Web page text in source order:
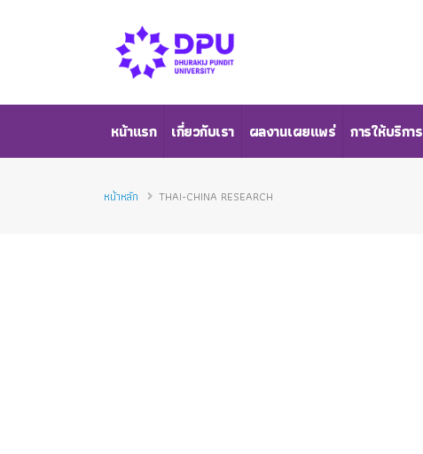
หน้าแรก เกี่ยวกับเรา ผลงานเผยแพร่ การให้บริการ
หน้าหลัก THAI-CHINA RESEARCH